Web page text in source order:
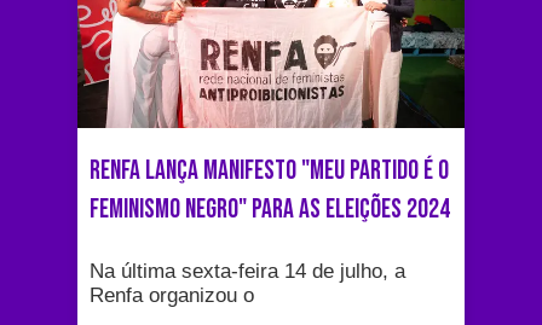
RENFA lança manifesto "meu partido é o
feminismo negro" para as eleições 2024
Na última sexta-feira 14 de julho, a
Renfa organizou o